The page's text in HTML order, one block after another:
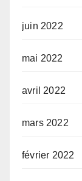
juin 2022
mai 2022
avril 2022
mars 2022
février 2022